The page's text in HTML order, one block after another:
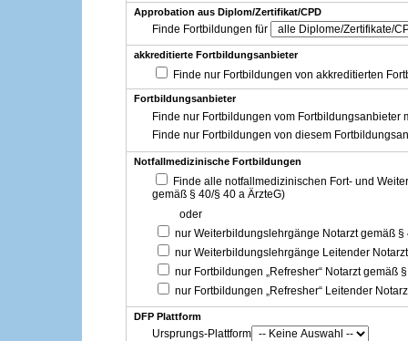
Approbation aus Diplom/Zertifikat/CPD
Finde Fortbildungen für
akkreditierte Fortbildungsanbieter
Finde nur Fortbildungen von akkreditierten
Fortbildungsanbieter
Finde nur Fortbildungen vom Fortbildungsanbieter
Finde nur Fortbildungen von diesem
Notfallmedizinische Fortbildungen
Finde alle notfallmedizinischen Fort- und
gemäß § 40/§ 40 a ÄrzteG)
oder
nur Weiterbildungslehrgänge Notarzt gemäß §
nur Weiterbildungslehrgänge Leitender
nur Fortbildungen „Refresher“ Notarzt gemäß
nur Fortbildungen „Refresher“ Leitender
DFP Plattform
Ursprungs-Plattform